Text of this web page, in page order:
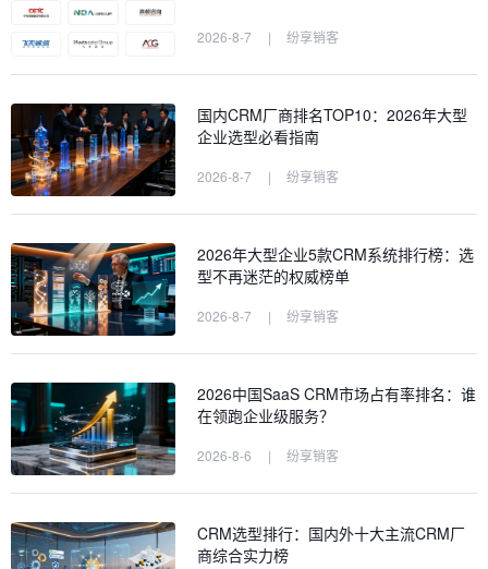
2026-8-7 | 纷享销客
国内CRM厂商排名TOP10：2026年大型
企业选型必看指南
2026-8-7 | 纷享销客
2026年大型企业5款CRM系统排行榜：选
型不再迷茫的权威榜单
2026-8-7 | 纷享销客
2026中国SaaS CRM市场占有率排名：谁
在领跑企业级服务？
2026-8-6 | 纷享销客
CRM选型排行：国内外十大主流CRM厂
商综合实力榜